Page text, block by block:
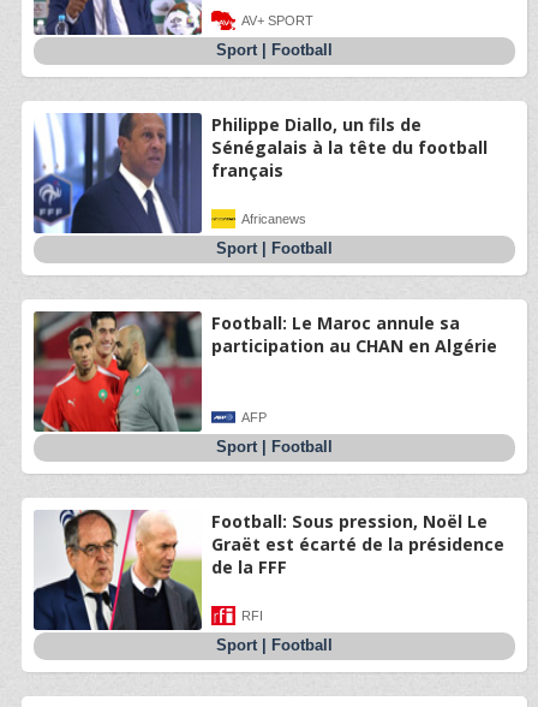
AV+ SPORT
Sport| Football
Philippe Diallo, un fils de
Sénégalais à la tête du football
français
Africanews
Sport| Football
Football: Le Maroc annule sa
participation au CHAN en Algérie
AFP
Sport| Football
Football: Sous pression, Noël Le
Graët est écarté de la présidence
de la FFF
RFI
Sport| Football